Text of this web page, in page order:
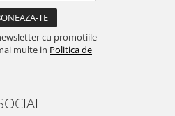
cu promotiile
multe in Politica de